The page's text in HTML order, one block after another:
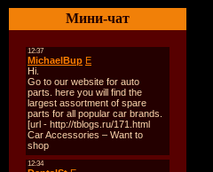
Мини-чат